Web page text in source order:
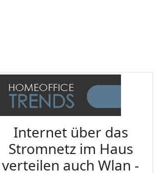
Internet über das
Stromnetz im Haus
verteilen auch Wlan -